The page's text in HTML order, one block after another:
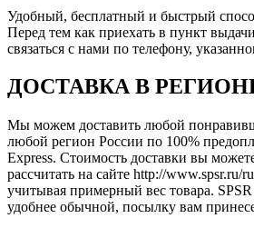
Удобный, бесплатный и быстрый
Перед тем как приехать в пункт
связаться с нами по телефону,
ДОСТАВКА В
Мы можем доставить любой
любой регион России по 100%
Express. Стоимость доставки вы
рассчитать на сайте http://www.spsr.ru/
учитывая примерный вес товара. SPSR
удобнее обычной, посылку вам